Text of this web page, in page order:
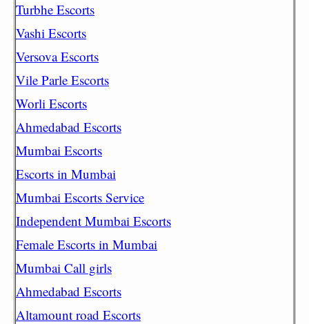
Turbhe Escorts
Vashi Escorts
Versova Escorts
Vile Parle Escorts
Worli Escorts
Ahmedabad Escorts
Mumbai Escorts
Escorts in Mumbai
Mumbai Escorts Service
Independent Mumbai Escorts
Female Escorts in Mumbai
Mumbai Call girls
Ahmedabad Escorts
Altamount road Escorts